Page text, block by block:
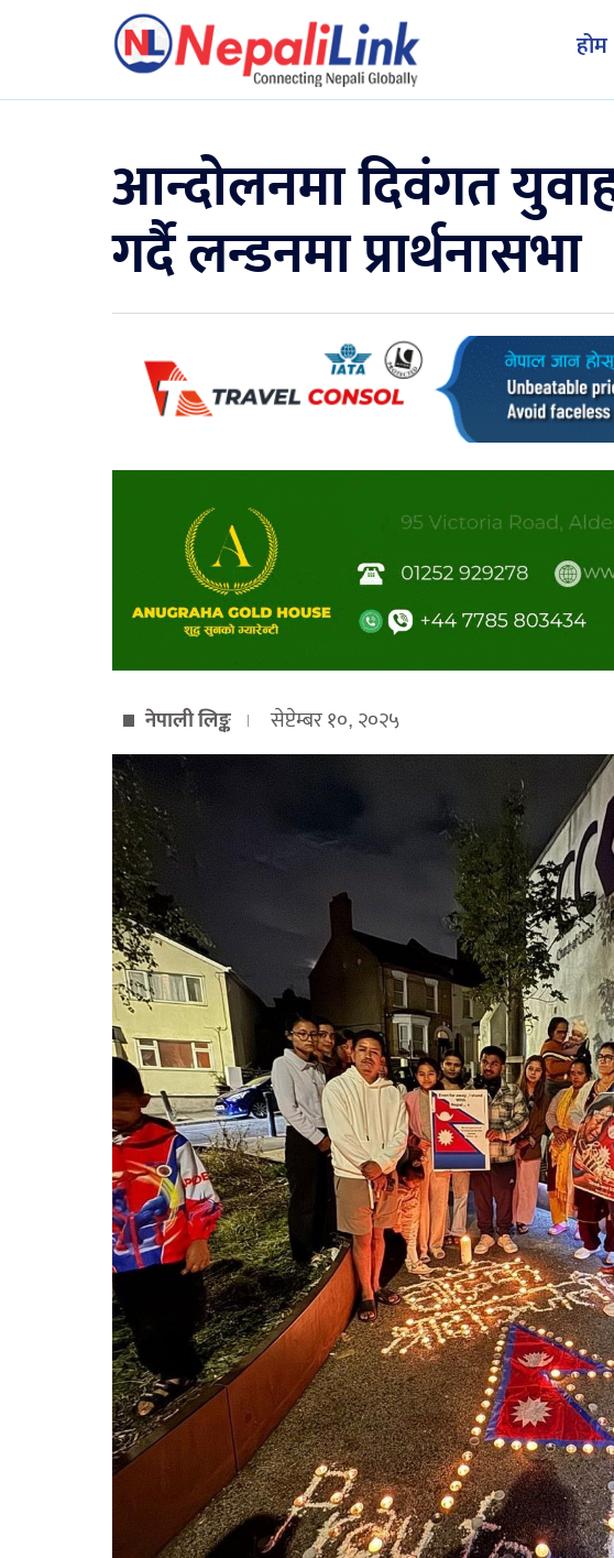
होम
आन्दोलनमा दिवंगत
गर्दै लन्डनमा प्रार्थनासभा
नेपाली लिङ्क सेप्टेम्बर १०, २०२५